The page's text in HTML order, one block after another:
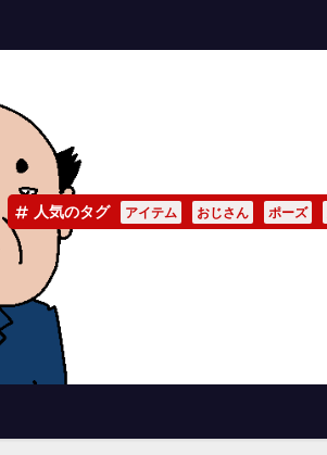
人気のタグ アイテム おじさん ポーズ